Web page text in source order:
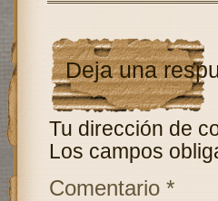
Deja una
Tu dirección de
Los campos
Comentario *